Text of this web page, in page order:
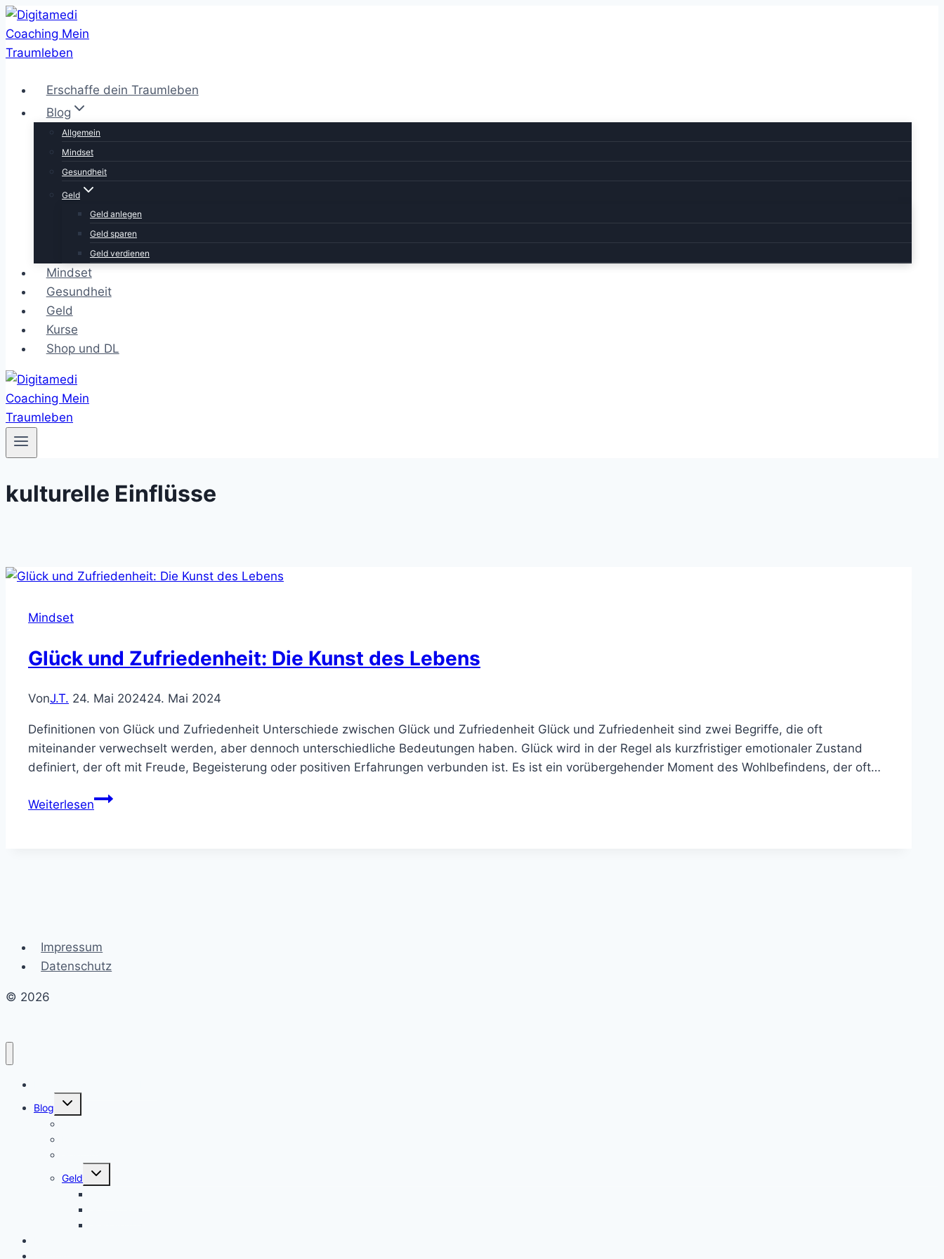
Zum
Inhalt
springen
Erschaffe dein Traumleben
Blog
Allgemein
Mindset
Gesundheit
Geld
Geld anlegen
Geld sparen
Geld verdienen
Mindset
Gesundheit
Geld
Kurse
Shop und DL
kulturelle Einflüsse
Mindset
Glück und Zufriedenheit: Die Kunst des Lebens
VonJ.T. 24. Mai 202424. Mai 2024
Definitionen von Glück und Zufriedenheit Unterschiede zwischen Glück und Zufriedenheit Glück und Zufriedenheit sind zwei Begriffe, die oft
miteinander verwechselt werden, aber dennoch unterschiedliche Bedeutungen haben. Glück wird in der Regel als kurzfristiger emotionaler Zustand
definiert, der oft mit Freude, Begeisterung oder positiven Erfahrungen verbunden ist. Es ist ein vorübergehender Moment des Wohlbefindens, der oft…
WeiterlesenGlück
Impressum
Datenschutz
© 2026
Blog
Untermenü
umschalten
Geld
Untermenü
umschalten